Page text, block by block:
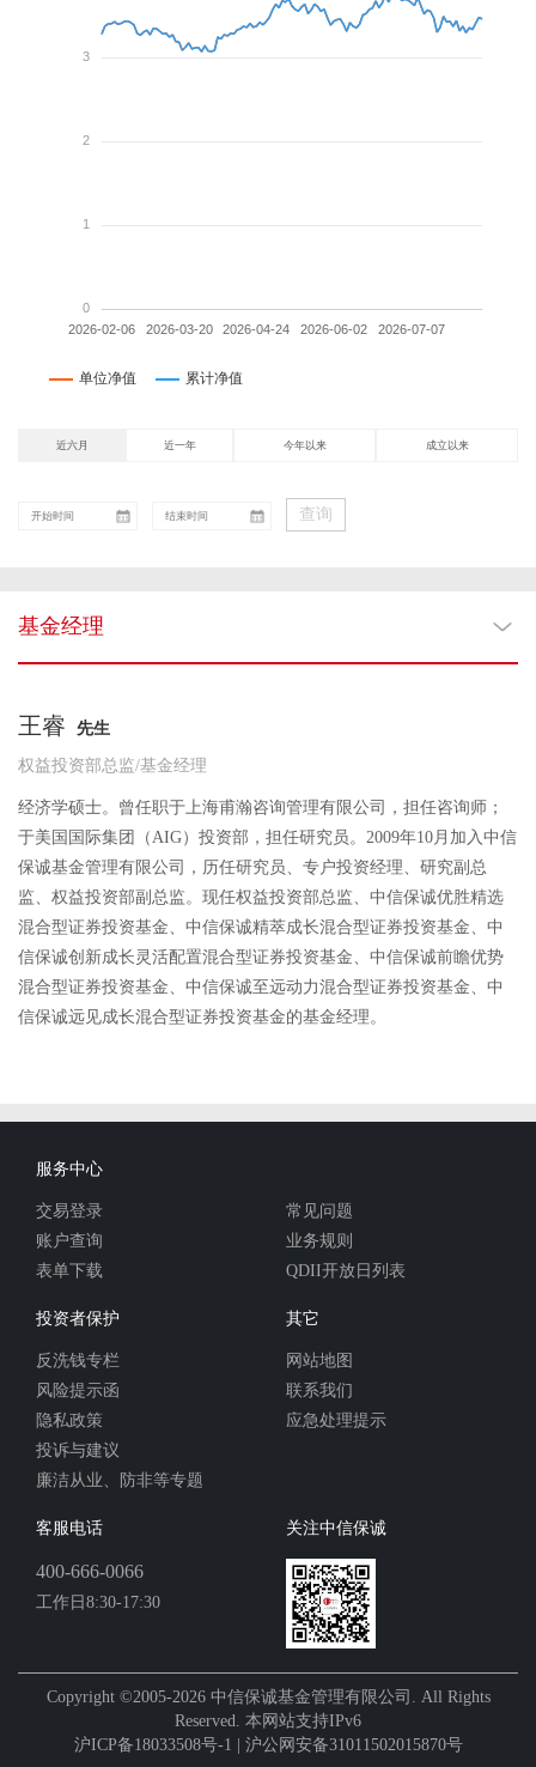
近六月 近一年 今年以来 成立以来
查询
基金经理
王睿 先生
权益投资部总监/基金经理
经济学硕士。曾任职于上海甫瀚咨询管理有限公司，担任咨询师；
于美国国际集团（AIG）投资部，担任研究员。2009年10月加入中信
保诚基金管理有限公司，历任研究员、专户投资经理、研究副总
监、权益投资部副总监。现任权益投资部总监、中信保诚优胜精选
混合型证券投资基金、中信保诚精萃成长混合型证券投资基金、中
信保诚创新成长灵活配置混合型证券投资基金、中信保诚前瞻优势
混合型证券投资基金、中信保诚至远动力混合型证券投资基金、中
信保诚远见成长混合型证券投资基金的基金经理。
服务中心
交易登录
账户查询
表单下载
常见问题
业务规则
QDII开放日列表
投资者保护
反洗钱专栏
风险提示函
隐私政策
投诉与建议
廉洁从业、防非等专题
其它
网站地图
联系我们
应急处理提示
客服电话
400-666-0066
工作日8:30-17:30
关注中信保诚
Copyright ©2005-2026 中信保诚基金管理有限公司. All Rights
Reserved. 本网站支持IPv6
沪ICP备18033508号-1 | 沪公网安备31011502015870号